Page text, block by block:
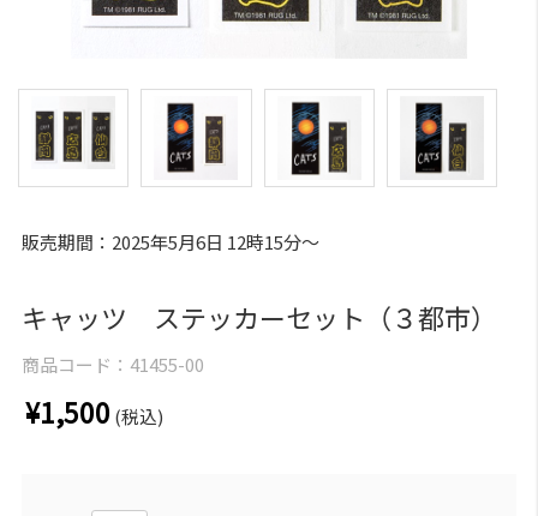
販売期間：2025年5月6日 12時15分～
キャッツ ステッカーセット（３都市）
商品コード： 41455-00
¥1,500 (税込)